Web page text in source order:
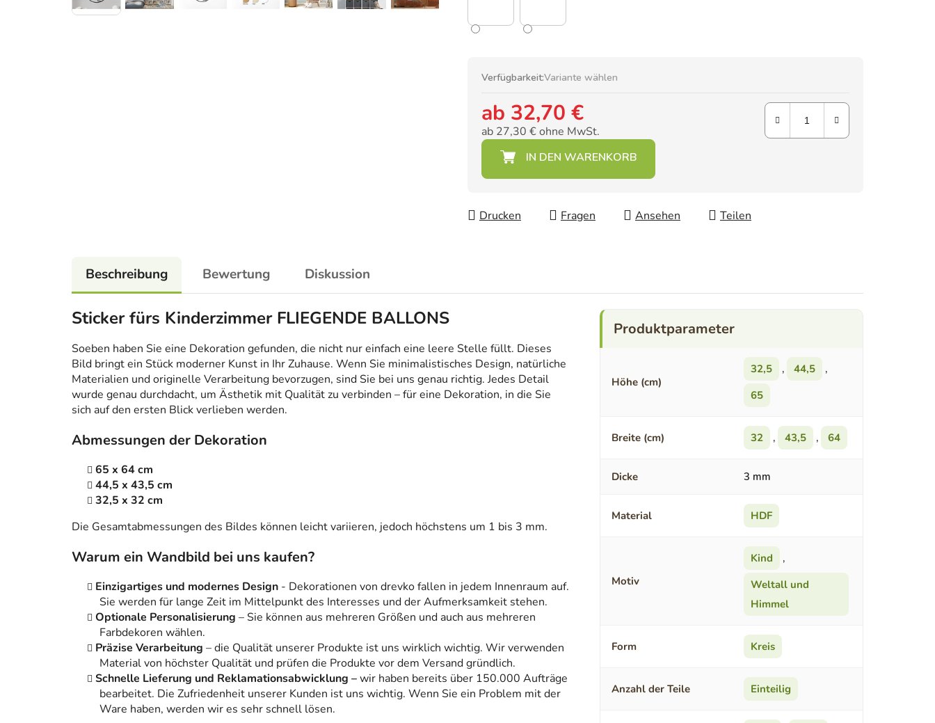
Verfügbarkeit:Variante wählen
ab 32,70 €
ab 27,30 €ohne MwSt.
Verkaufspreis:
Drucken Fragen Ansehen Teilen
Beschreibung Bewertung Diskussion
Sticker fürs Kinderzimmer FLIEGENDE BALLONS
Soeben haben Sie eine Dekoration gefunden, die nicht nur einfach eine leere Stelle füllt. Dieses
Bild bringt ein Stück moderner Kunst in Ihr Zuhause. Wenn Sie minimalistisches Design, natürliche
Materialien und originelle Verarbeitung bevorzugen, sind Sie bei uns genau richtig. Jedes Detail
wurde genau durchdacht, um Ästhetik mit Qualität zu verbinden – für eine Dekoration, in die Sie
sich auf den ersten Blick verlieben werden.
Abmessungen der Dekoration
65 x 64 cm
44,5 x 43,5 cm
32,5 x 32 cm
Die Gesamtabmessungen des Bildes können leicht variieren, jedoch höchstens um 1 bis 3 mm.
Warum ein Wandbild bei uns kaufen?
Einzigartiges und modernes Design - Dekorationen von drevko fallen in jedem Innenraum auf.
Sie werden für lange Zeit im Mittelpunkt des Interesses und der Aufmerksamkeit stehen.
Optionale Personalisierung – Sie können aus mehreren Größen und auch aus mehreren
Farbdekoren wählen.
Präzise Verarbeitung – die Qualität unserer Produkte ist uns wirklich wichtig. Wir verwenden
Material von höchster Qualität und prüfen die Produkte vor dem Versand gründlich.
Schnelle Lieferung und Reklamationsabwicklung –wir haben bereits über 150.000 Aufträge
bearbeitet. Die Zufriedenheit unserer Kunden ist uns wichtig. Wenn Sie ein Problem mit der
Ware haben, werden wir es sehr schnell lösen.
Höhe (cm)
32,5 , 44,5
,
65
Breite (cm) 32 , 43,5 , 64
Dicke 3 mm
Material HDF
Motiv
Kind
,
Weltall und
Himmel
Form Kreis
Anzahl der Teile Einteilig